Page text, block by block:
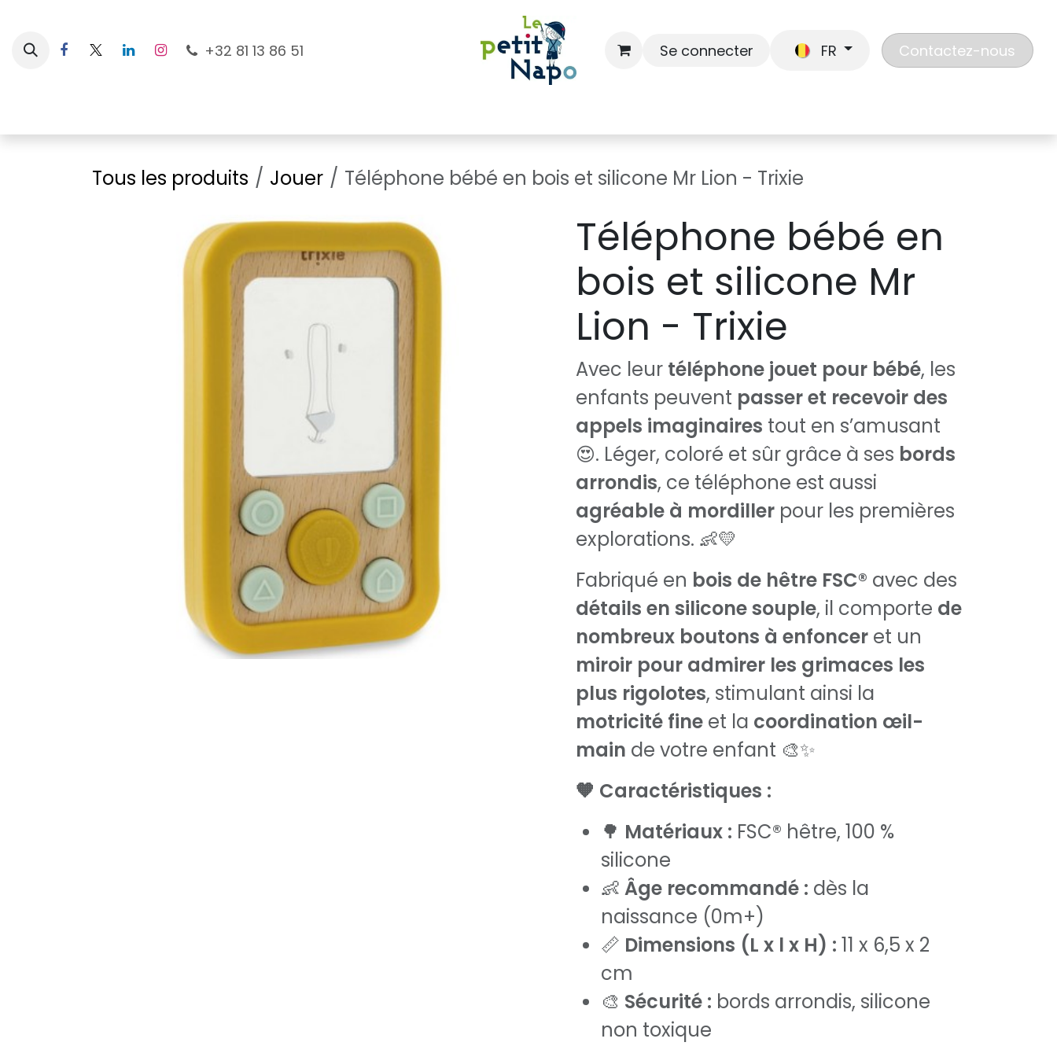
+32 81 13 86 51 Se connecter FR Contactez-nous
Tous les produits Jouer Téléphone bébé en bois et silicone Mr Lion - Trixie
Téléphone bébé en
bois et silicone Mr
Lion - Trixie
Avec leur téléphone jouet pour bébé, les
enfants peuvent passer et recevoir des
appels imaginaires tout en s’amusant
😍. Léger, coloré et sûr grâce à ses bords
arrondis, ce téléphone est aussi
agréable à mordiller pour les premières
explorations. 👶💛
Fabriqué en bois de hêtre FSC® avec des
détails en silicone souple, il comporte de
nombreux boutons à enfoncer et un
miroir pour admirer les grimaces les
plus rigolotes, stimulant ainsi la
motricité fine et la coordination œil-
main de votre enfant 🎨✨
🧡 Caractéristiques :
🌳 Matériaux : FSC® hêtre, 100 %
silicone
👶 Âge recommandé : dès la
naissance (0m+)
📏 Dimensions (L x l x H) : 11 x 6,5 x 2
cm
🎨 Sécurité : bords arrondis, silicone
non toxique